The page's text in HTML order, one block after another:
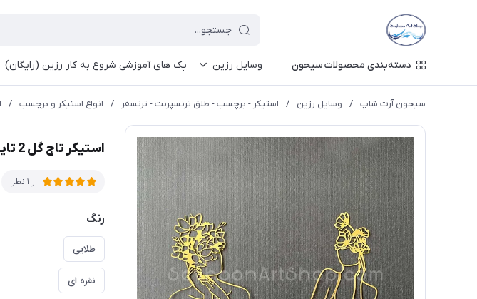
دسته‌بندی محصولات سیحون وسایل رزین پک های آموزشی شروع به کار رزین (رایگان)
سیحون آرت شاپ / وسایل رزین / استیکر - برچسب - طلق ترنسپرنت - ترنسفر / انواع استیکر و برچسب /
استیکر تاج گل 2 تایی
از 1 نظر
رنگ
طلایی
نقره ای